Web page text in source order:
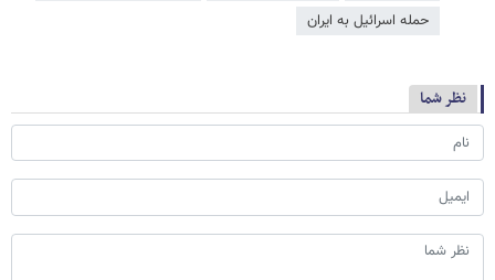
حمله اسرائیل به ایران
نظر شما